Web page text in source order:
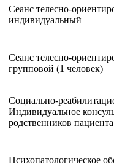
Сеанс телесно-
индивидуальный
Сеанс телесно-
групповой (1 человек)
Социально-
Индивидуальное
родственников
Психопатологическое